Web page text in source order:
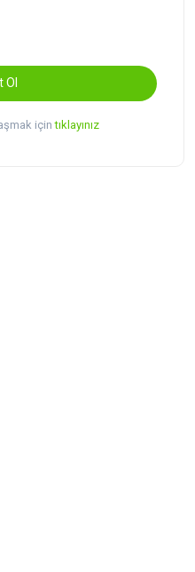
Ol
içintıklayınız